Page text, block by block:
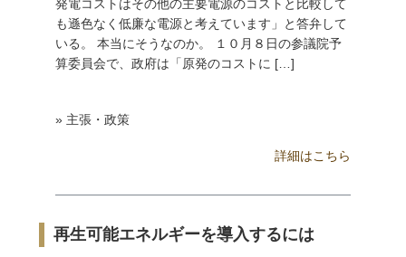
発電コストはその他の主要電源のコストと比較して
も遜色なく低廉な電源と考えています」と答弁して
いる。 本当にそうなのか。 １０月８日の参議院予
算委員会で、政府は「原発のコストに […]
» 主張・政策
詳細はこちら
再生可能エネルギーを導入するには